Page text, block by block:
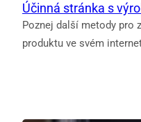
Účinná stránka s
Poznej další metody pro
produktu ve svém